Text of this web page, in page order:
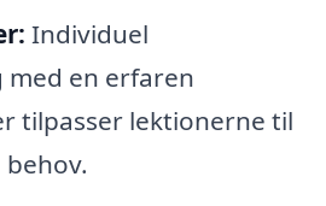
Individuel
en erfaren
tilpasser lektionerne til